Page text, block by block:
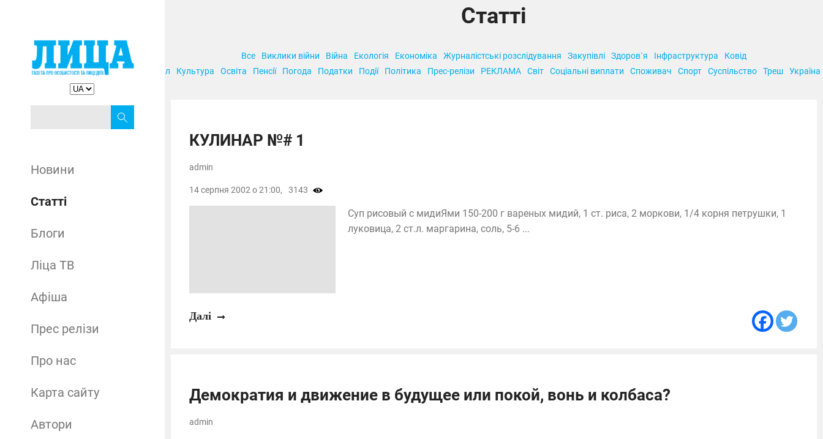
Новини
Статті
Блоги
Ліца ТВ
Афіша
Прес релізи
Про нас
Карта сайту
Автори
Статті
Все Виклики війни Війна Екологія Економіка Журналістські розслідування Закупівлі Здоров`я Інфраструктура
Ковід
Корупція
Кримінал Культура Освіта Пенсії Погода Податки Події Політика Прес-релізи РЕКЛАМА Світ Соціальні виплати Споживач Спорт Суспільство Треш Україна
КУЛИНАР №# 1
Суп рисовый с мидиЯми 150-200 г вареных мидий, 1 ст. риса, 2 моркови, 1/4 корня петрушки, 1
луковица, 2 ст.л. маргарина, соль, 5-6 ...
admin
14 серпня 2002 о 21:00, 3143
Далі
Демократия и движение в будущее или покой, вонь и колбаса?
admin